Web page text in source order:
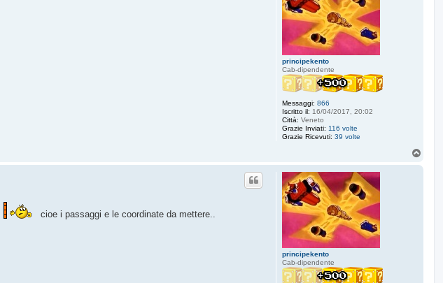
principekento
Cab-dipendente
Messaggi: 866
Iscritto il: 16/04/2017, 20:02
Città: Veneto
Grazie Inviati: 116 volte
Grazie Ricevuti: 39 volte
principekento
Cab-dipendente
cioe i passaggi e le coordinate da mettere..